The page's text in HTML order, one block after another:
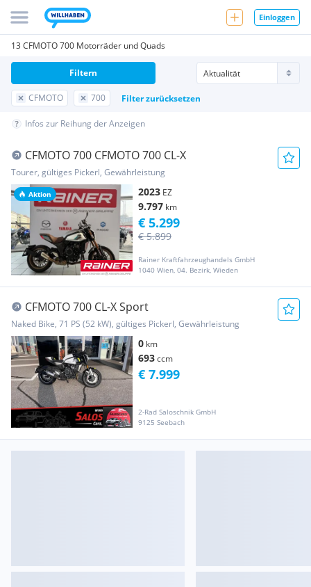
Einloggen
13 CFMOTO 700 Motorräder und Quads
CFMOTO 700 Filter zurücksetzen
Filtern
Infos zur Reihung der Anzeigen
Aktion
CFMOTO 700 CFMOTO 700 CL-X
Tourer, gültiges Pickerl, Gewährleistung
2023 EZ
9.797 km
Rainer Kraftfahrzeughandels GmbH
1040 Wien, 04. Bezirk, Wieden
€ 5.899
€ 5.299
CFMOTO 700 CL-X Sport
Naked Bike, 71 PS (52 kW), gültiges Pickerl, Gewährleistung
0 km
693ccm
2-Rad Saloschnik GmbH
9125 Seebach
€ 7.999